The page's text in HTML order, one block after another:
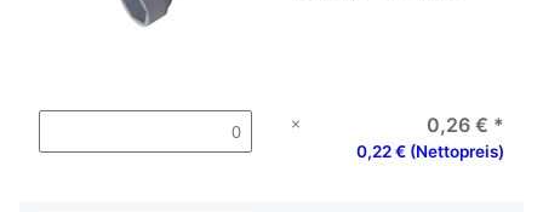
× 0,26 € *
0,22 € (Nettopreis)